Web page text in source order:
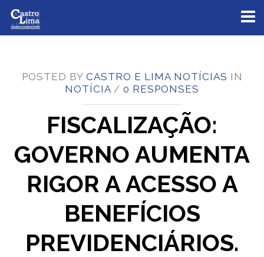
POSTED BY CASTRO E LIMA NOTÍCIAS IN
NOTÍCIA / 0 RESPONSES
FISCALIZAÇÃO:
GOVERNO AUMENTA
RIGOR A ACESSO A
BENEFÍCIOS
PREVIDENCIÁRIOS.